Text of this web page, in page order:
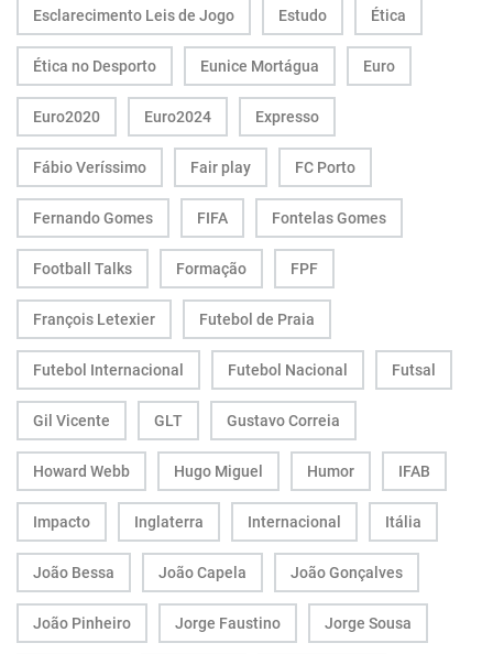
Esclarecimento Leis de Jogo Estudo Ética
Ética no Desporto Eunice Mortágua Euro
Euro2020 Euro2024 Expresso
Fábio Veríssimo Fair play FC Porto
Fernando Gomes FIFA Fontelas Gomes
Football Talks Formação FPF
François Letexier Futebol de Praia
Futebol Internacional Futebol Nacional Futsal
Gil Vicente GLT Gustavo Correia
Howard Webb Hugo Miguel Humor IFAB
Impacto Inglaterra Internacional Itália
João Bessa João Capela João Gonçalves
João Pinheiro Jorge Faustino Jorge Sousa